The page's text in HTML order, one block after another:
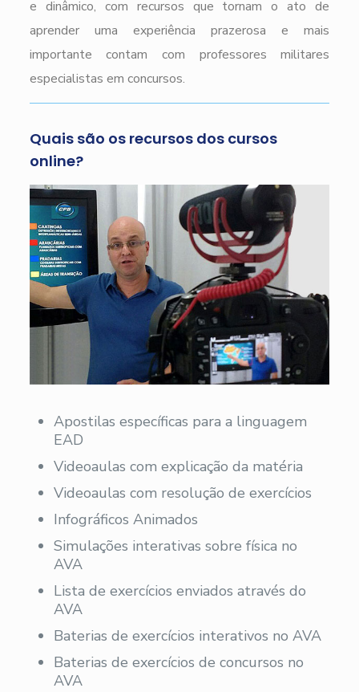
e dinâmico, com recursos que tornam o ato de
aprender uma experiência prazerosa e mais
importante contam com professores militares
especialistas em concursos.
Quais são os recursos dos cursos
online?
Apostilas específicas para a linguagem
EAD
Videoaulas com explicação da matéria
Videoaulas com resolução de exercícios
Infográficos Animados
Simulações interativas sobre física no
AVA
Lista de exercícios enviados através do
AVA
Baterias de exercícios interativos no AVA
Baterias de exercícios de concursos no
AVA